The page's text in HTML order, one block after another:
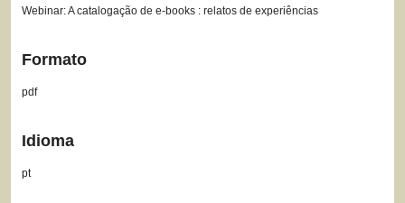
Webinar: A catalogação de e-books : relatos de experiências
Formato
pdf
Idioma
pt